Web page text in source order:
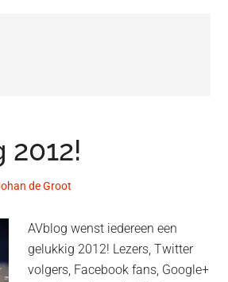
2012!
de Groot
AVblog wenst iedereen een
gelukkig 2012! Lezers, Twitter
volgers, Facebook fans, Google+